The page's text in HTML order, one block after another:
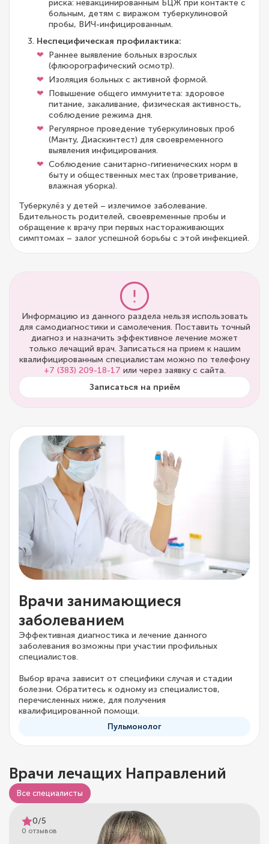
риска: невакцинированным БЦЖ при контакте с
больным, детям с виражом туберкулиновой
пробы, ВИЧ-инфицированным.
Неспецифическая профилактика:
Раннее выявление больных взрослых
(флюорографический осмотр).
Изоляция больных с активной формой.
Повышение общего иммунитета: здоровое
питание, закаливание, физическая активность,
соблюдение режима дня.
Регулярное проведение туберкулиновых проб
(Манту, Диаскинтест) для своевременного
выявления инфицирования.
Соблюдение санитарно-гигиенических норм в
быту и общественных местах (проветривание,
влажная уборка).
Туберкулёз у детей – излечимое заболевание.
Бдительность родителей, своевременные пробы и
обращение к врачу при первых настораживающих
симптомах – залог успешной борьбы с этой инфекцией.
Информацию из данного раздела нельзя использовать
для самодиагностики и самолечения. Поставить точный
диагноз и назначить эффективное лечение может
только лечащий врач. Записаться на прием к нашим
квалифицированным специалистам можно по телефону
+7 (383) 209-18-17 или через заявку с сайта.
Записаться на приём
Врачи занимающиеся
заболеванием
Эффективная диагностика и лечение данного
заболевания возможны при участии профильных
специалистов.
Выбор врача зависит от специфики случая и стадии
болезни. Обратитесь к одному из специалистов,
перечисленных ниже, для получения
квалифицированной помощи.
Пульмонолог
Врачи лечащих Направлений
Все специалисты
0/5
0 отзывов